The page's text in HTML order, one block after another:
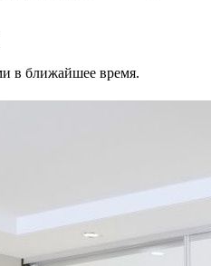
в ближайшее время.